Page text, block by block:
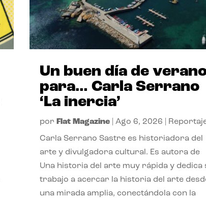
Un buen día de
para… Carla Serrano
‘La inercia’
por Flat Magazine| Ago 6, 2026
Carla Serrano Sastre es historiadora del
arte y divulgadora cultural. Es autora de
Una historia del arte muy rápida y dedica
trabajo a acercar la historia del arte
una mirada amplia, conectándola con la